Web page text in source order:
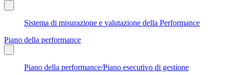
Sistema di misurazione e valutazione della Performance
Piano della performance
Piano della performance/Piano esecutivo di gestione